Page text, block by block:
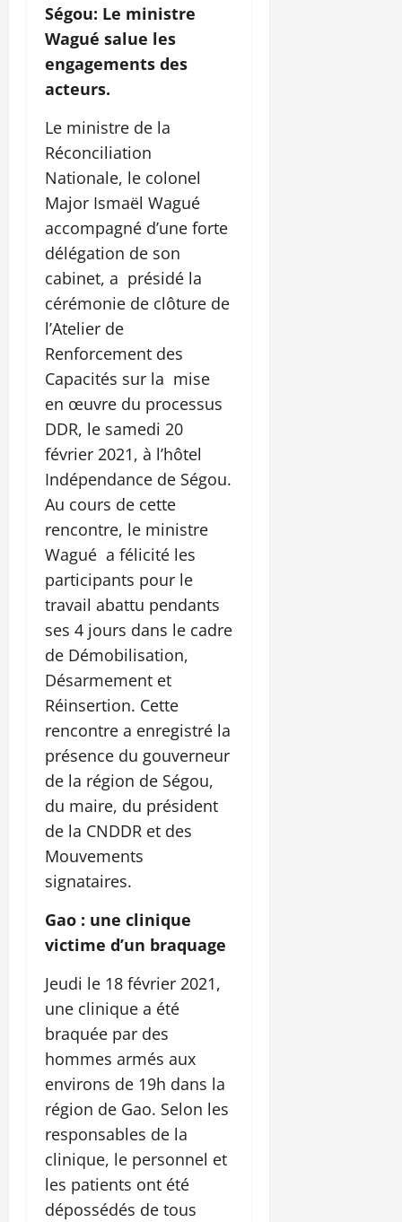
Ségou: Le ministre
Wagué salue les
engagements des
acteurs.
Le ministre de la
Réconciliation
Nationale, le colonel
Major Ismaël Wagué
accompagné d’une forte
délégation de son
cabinet, a présidé la
cérémonie de clôture de
l’Atelier de
Renforcement des
Capacités sur la mise
en œuvre du processus
DDR, le samedi 20
février 2021, à l’hôtel
Indépendance de Ségou.
Au cours de cette
rencontre, le ministre
Wagué a félicité les
participants pour le
travail abattu pendants
ses 4 jours dans le cadre
de Démobilisation,
Désarmement et
Réinsertion. Cette
rencontre a enregistré la
présence du gouverneur
de la région de Ségou,
du maire, du président
de la CNDDR et des
Mouvements
signataires.
Gao : une clinique
victime d’un braquage
Jeudi le 18 février 2021,
une clinique a été
braquée par des
hommes armés aux
environs de 19h dans la
région de Gao. Selon les
responsables de la
clinique, le personnel et
les patients ont été
dépossédés de tous